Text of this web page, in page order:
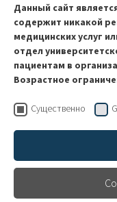
двое
из
кой
Немецкой
онкологии
Премия Немецкого
Данный сайт
содержит никакой
медицинских услуг
отдел
пациентам в
Возрастное
Существенно